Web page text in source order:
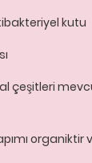
kutu
çeşitleri
organiktir